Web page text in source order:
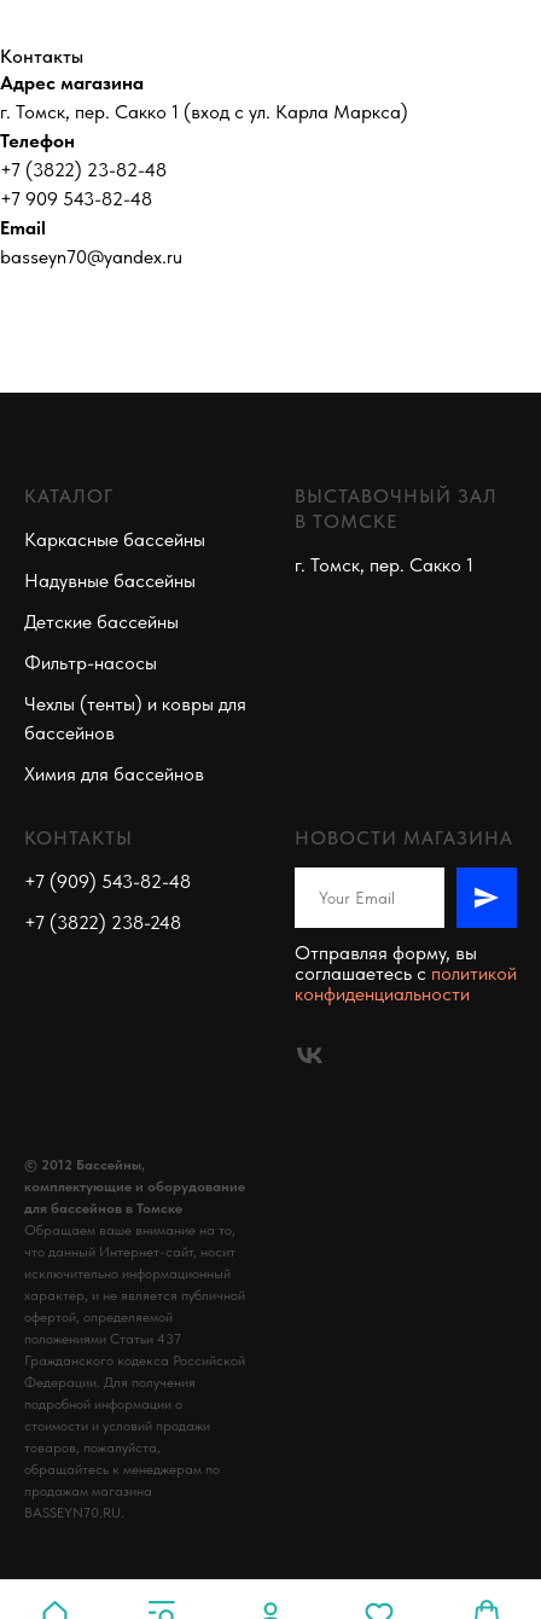
Контакты
Адрес магазина
г. Томск, пер. Сакко 1 (вход с ул. Карла Маркса)
Телефон
+7 (3822) 23-82-48
+7 909 543-82-48
Email
basseyn70@yandex.ru
КАТАЛОГ
Каркасные бассейны
Надувные бассейны
Детские бассейны
Фильтр-насосы
Чехлы (тенты) и ковры для
бассейнов
Химия для бассейнов
ВЫСТАВОЧНЫЙ ЗАЛ
В ТОМСКЕ
г. Томск, пер. Сакко 1
КОНТАКТЫ
+7 (909) 543-82-48
+7 (3822) 238-248
НОВОСТИ МАГАЗИНА
Отправляя форму, вы
соглашаетесь c политикой
конфиденциальности
© 2012 Бассейны,
комплектующие и оборудование
для бассейнов в Томске
Обращаем ваше внимание на то,
что данный Интернет-сайт, носит
исключительно информационный
характер, и не является публичной
офертой, определяемой
положениями Статьи 437
Гражданского кодекса Российской
Федерации. Для получения
подробной информации о
стоимости и условий продажи
товаров, пожалуйста,
обращайтесь к менеджерам по
продажам магазина
BASSEYN70.RU.